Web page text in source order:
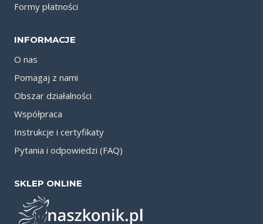
Formy płatności
INFORMACJE
O nas
Pomagaj z nami
Obszar działalności
Współpraca
Instrukcje i certyfikaty
Pytania i odpowiedzi (FAQ)
SKLEP ONLINE